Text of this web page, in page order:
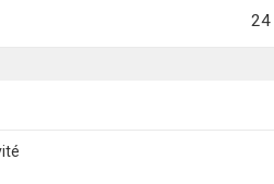
24